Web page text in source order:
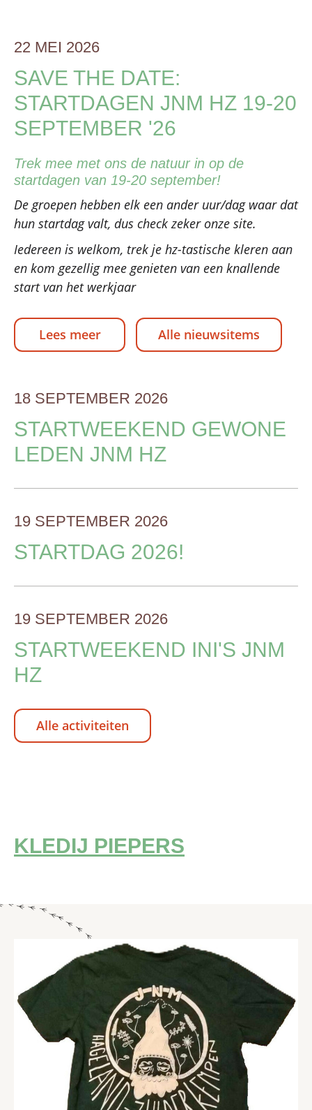
22 MEI 2026
SAVE THE DATE:
STARTDAGEN JNM HZ 19-20
SEPTEMBER '26
Trek mee met ons de natuur in op de
startdagen van 19-20 september!
De groepen hebben elk een ander uur/dag waar dat
hun startdag valt, dus check zeker onze site.
Iedereen is welkom, trek je hz-tastische kleren aan
en kom gezellig mee genieten van een knallende
start van het werkjaar
Lees meer Alle nieuwsitems
18 SEPTEMBER 2026
STARTWEEKEND GEWONE
LEDEN JNM HZ
19 SEPTEMBER 2026
STARTDAG 2026!
19 SEPTEMBER 2026
STARTWEEKEND INI'S JNM
HZ
Alle activiteiten
KLEDIJ PIEPERS